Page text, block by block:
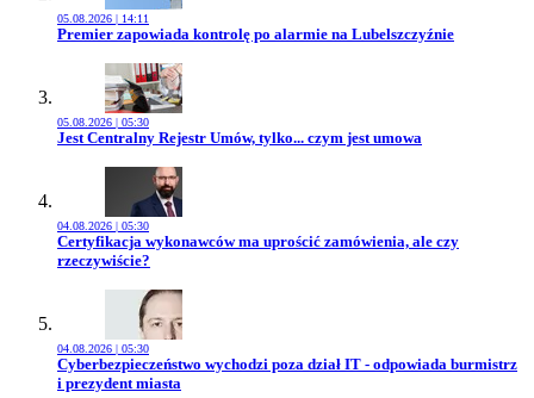
05.08.2026 | 14:11
Przejdź do artykułu:
Premier zapowiada kontrolę po alarmie na Lubelszczyźnie
05.08.2026 | 05:30
Przejdź do artykułu:
Jest Centralny Rejestr Umów, tylko... czym jest umowa
04.08.2026 | 05:30
Przejdź do artykułu:
Certyfikacja wykonawców ma uprościć zamówienia, ale czy
rzeczywiście?
04.08.2026 | 05:30
Przejdź do artykułu:
Cyberbezpieczeństwo wychodzi poza dział IT - odpowiada burmistrz
i prezydent miasta